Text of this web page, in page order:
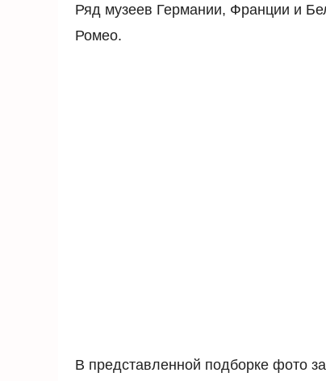
Ряд музеев Германии, Франции и
Ромео.
В представленной подборке фото